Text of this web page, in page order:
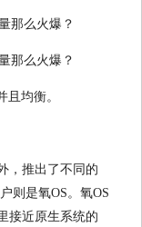
均衡。
，推出了不同的
则是氧OS。氧OS
接近原生系统的